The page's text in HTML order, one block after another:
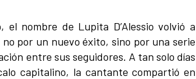
nombre de Lupita D’Alessio volvió a
por un nuevo éxito, sino por una serie
entre sus seguidores. A tan solo días
capitalino, la cantante compartió en